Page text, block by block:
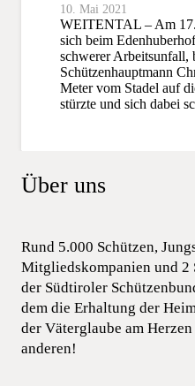
10. Mai 2021
WEITENTAL – Am
sich beim
schwerer Arbeitsunfall,
Schützenhauptmann
Meter vom Stadel auf
stürzte und sich dabei
Über uns
Rund 5.000 Schützen,
Mitgliedskompanien und 2
der Südtiroler
dem die Erhaltung der
der Väterglaube am
anderen!